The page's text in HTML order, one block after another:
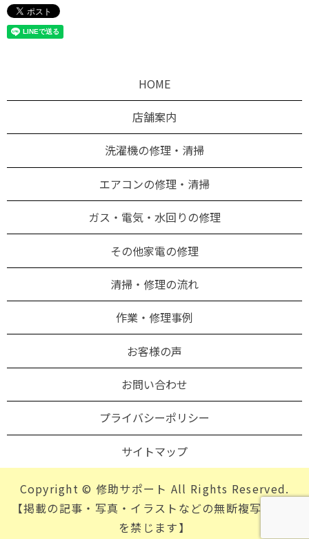
HOME
店舗案内
洗濯機の修理・清掃
エアコンの修理・清掃
ガス・電気・水回りの修理
その他家電の修理
清掃・修理の流れ
作業・修理事例
お客様の声
お問い合わせ
プライバシーポリシー
サイトマップ
Copyright © 修助サポート All Rights Reserved.
【掲載の記事・写真・イラストなどの無断複写・転載
を禁じます】